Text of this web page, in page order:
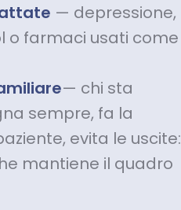
— depressione,
o farmaci usati come
— chi sta
sempre, fa la
evita le uscite:
mantiene il quadro